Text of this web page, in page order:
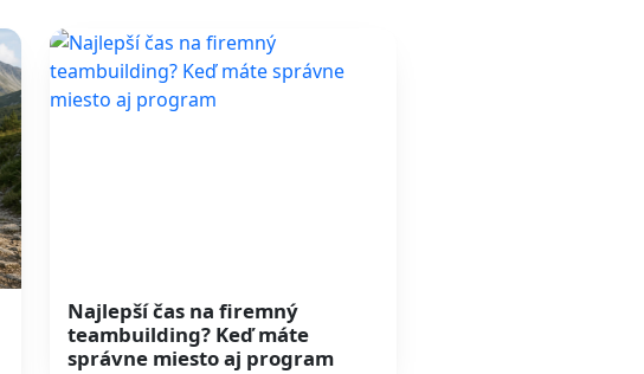
Najlepší čas na firemný
teambuilding? Keď máte
správne miesto aj program